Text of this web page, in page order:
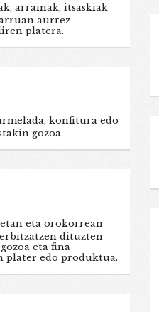
arrainak, itsaskiak
aurrez
platera.
konfitura edo
gozoa.
eta orokorrean
dituzten
eta fina
plater edo produktua.